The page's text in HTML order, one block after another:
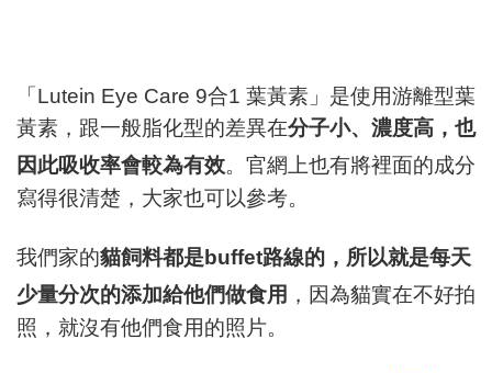
「Lutein Eye Care 9合1 葉黃素」是使用游離型葉
黃素，跟一般脂化型的差異在分子小、濃度高，也
因此吸收率會較為有效。官網上也有將裡面的成分
寫得很清楚，大家也可以參考。
我們家的貓飼料都是buffet路線的，所以就是每天
少量分次的添加給他們做食用 ，因為貓實在不好拍
照，就沒有他們食用的照片。